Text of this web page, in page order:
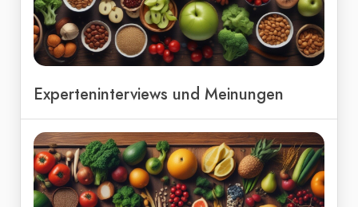
Experteninterviews und Meinungen